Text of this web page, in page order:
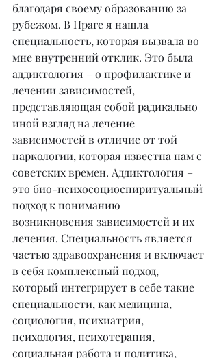
благодаря своему образованию за
рубежом. В Праге я нашла
специальность, которая вызвала во
мне внутренний отклик. Это была
аддиктология – о профилактике и
лечении зависимостей,
представляющая собой радикально
иной взгляд на лечение
зависимостей в отличие от той
наркологии, которая известна нам с
советских времен. Аддиктология –
это био-психосоциоспиритуальный
подход к пониманию
возникновения зависимостей и их
лечения. Специальность является
частью здравоохранения и включает
в себя комплексный подход,
который интегрирует в себе такие
специальности, как медицина,
социология, психиатрия,
психология, психотерапия,
социальная работа и политика,